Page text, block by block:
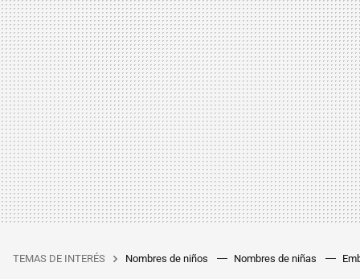
TEMAS DE INTERÉS Nombres de niños Nombres de niñas